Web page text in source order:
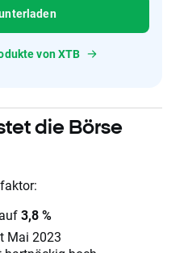
von XTB
die Börse
3,8 %
Mai 2023